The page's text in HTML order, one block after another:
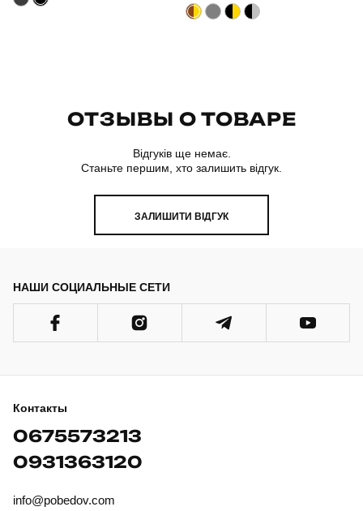
ОТЗЫВЫ О ТОВАРЕ
Відгуків ще немає.
Станьте першим, хто залишить відгук.
ЗАЛИШИТИ ВІДГУК
НАШИ СОЦИАЛЬНЫЕ СЕТИ
Контакты
0675573213
0931363120
info@pobedov.com